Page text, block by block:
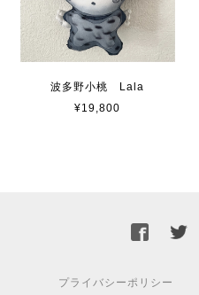
波多野小桃 Lala
¥19,800
プライバシーポリシー